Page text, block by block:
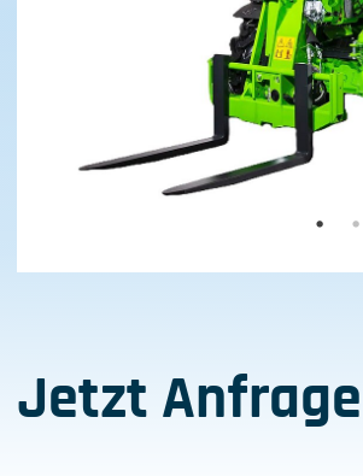
Jetzt